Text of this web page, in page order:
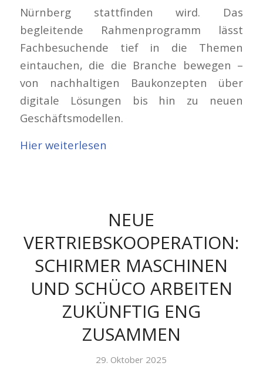
Nürnberg stattfinden wird. Das
begleitende Rahmenprogramm lässt
Fachbesuchende tief in die Themen
eintauchen, die die Branche bewegen –
von nachhaltigen Baukonzepten über
digitale Lösungen bis hin zu neuen
Geschäftsmodellen.
Hier weiterlesen
NEUE
VERTRIEBSKOOPERATION:
SCHIRMER MASCHINEN
UND SCHÜCO ARBEITEN
ZUKÜNFTIG ENG
ZUSAMMEN
29. Oktober 2025